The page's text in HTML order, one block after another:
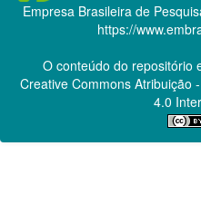
Empresa Brasileira de
https://
O conteúdo do repositório
Creative CommonsAtribuição
4.0